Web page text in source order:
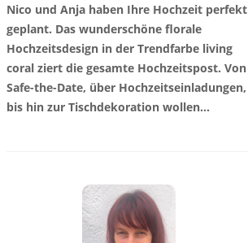
Nico und Anja haben Ihre Hochzeit perfekt
geplant. Das wunderschöne florale
Hochzeitsdesign in der Trendfarbe living
coral ziert die gesamte Hochzeitspost. Von
Safe-the-Date, über Hochzeitseinladungen,
bis hin zur Tischdekoration wollen…